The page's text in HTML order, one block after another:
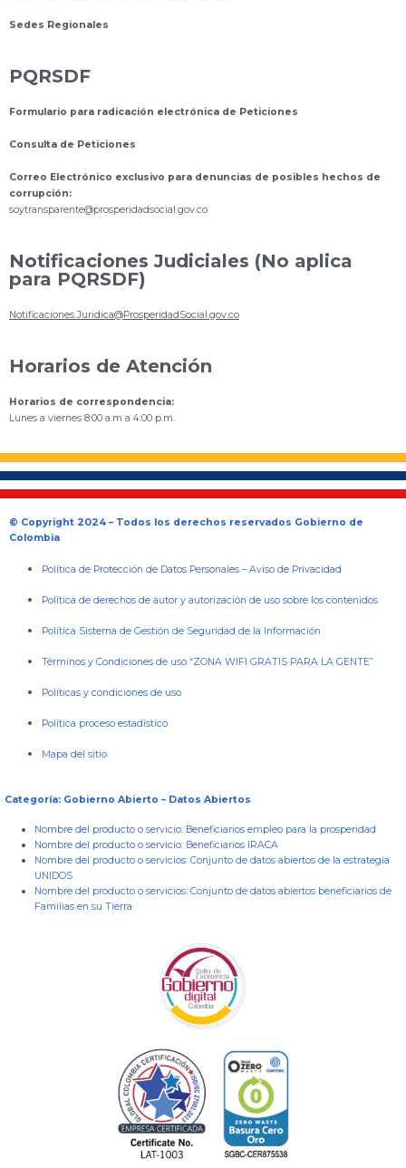
Sedes Regionales
PQRSDF
Formulario para radicación electrónica de Peticiones
Consulta de Peticiones
Correo Electrónico exclusivo para denuncias de posibles hechos de
corrupción:
soytransparente@prosperidadsocial.gov.co
Notificaciones Judiciales (No aplica
para PQRSDF)
Notificaciones.Juridica@ProsperidadSocial.gov.co
Horarios de Atención
Horarios de correspondencia:
Lunes a viernes 8:00 a.m a 4:00 p.m.
© Copyright 2024 – Todos los derechos reservados Gobierno de
Colombia
Política de Protección de Datos Personales –Aviso de Privacidad
Política de derechos de autor y autorización de uso sobre los contenidos
Política Sistema de Gestión de Seguridad de la Información
Términos y Condiciones de uso “ZONA WIFI GRATIS PARA LA GENTE”
Políticas y condiciones de uso
Política proceso estadístico
Mapa del sitio
Categoría: Gobierno Abierto – Datos Abiertos
Nombre del producto o servicio: Beneficiarios empleo para la prosperidad
Nombre del producto o servicio: Beneficiarios IRACA
Nombre del producto o servicios: Conjunto de datos abiertos de la estrategia
UNIDOS
Nombre del producto o servicios: Conjunto de datos abiertos beneficiarios de
Familias en su Tierra